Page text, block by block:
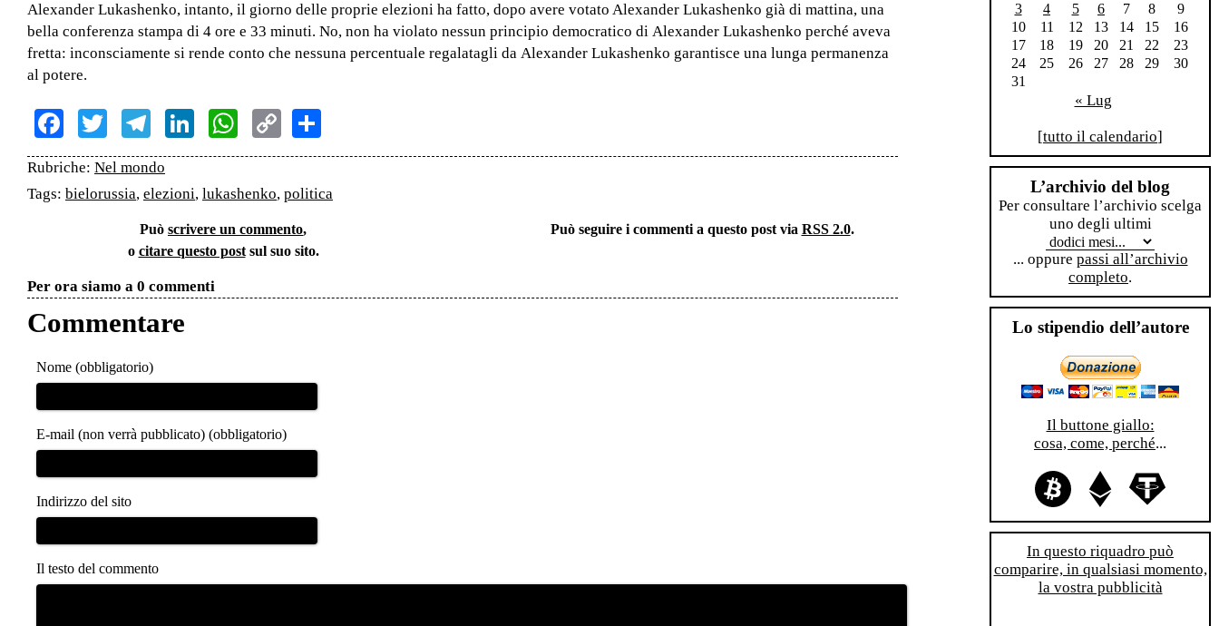
Alexander Lukashenko, intanto, il giorno delle proprie elezioni ha fatto, dopo avere votato Alexander Lukashenko già di mattina, una
bella conferenza stampa di 4 ore e 33 minuti. No, non ha violato nessun principio democratico di Alexander Lukashenko perché aveva
fretta: inconsciamente si rende conto che nessuna percentuale regalatagli da Alexander Lukashenko garantisce una lunga permanenza
al potere.
Facebook
TwitterTelegram
LinkedInWhatsApp
Copy
Link
Rubriche: Nel mondo
Tags: bielorussia, elezioni, lukashenko, politica
Può scrivere un commento,
o citare questo postsul suo sito.
Può seguire i commenti a questo post via RSS 2.0.
Per ora siamo a 0 commenti
Commentare
Nome (obbligatorio)
E-mail (non verrà pubblicato) (obbligatorio)
Indirizzo del sito
Il testo del commento
3
4 5 6 7 8
9
10
11 12 13 14 15
16
17
18 19 20 21 22
23
24
25 26 27 28 29
30
31
« Lug
[tutto il calendario]
L’archivio del blog
Per consultare l’archivio scelga
uno degli ultimi
... oppure passi all’archivio
completo.
Lo stipendio dell’autore
Il buttone giallo:
cosa, come, perché...
In questo riquadro può
comparire, in qualsiasi momento,
la vostra pubblicità